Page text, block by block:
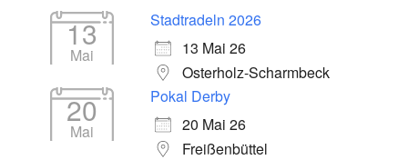
13
Mai
Stadtradeln 2026
13 Mai 26
Osterholz-Scharmbeck
20
Mai
Pokal Derby
20 Mai 26
Freißenbüttel